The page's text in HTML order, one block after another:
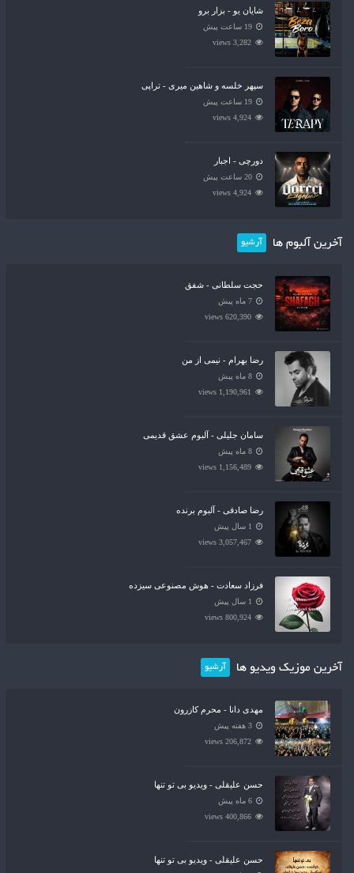
شایان یو - بزار برو
19 ساعت پیش
3,282 views
سپهر خلسه و شاهین میری - تراپی
19 ساعت پیش
4,924 views
دورچی - اجبار
20 ساعت پیش
4,924 views
آخرین آلبوم ها آرشیو
حجت سلطانی - شفق
7 ماه پیش
620,390 views
رضا بهرام - نیمی از من
8 ماه پیش
1,190,961 views
سامان جلیلی - آلبوم عشق قدیمی
8 ماه پیش
1,156,489 views
رضا صادقی - آلبوم برنده
1 سال پیش
3,057,467 views
فرزاد سعادت - هوش مصنوعی سیزده
1 سال پیش
800,924 views
آخرین موزیک ویدیو ها آرشیو
مهدی دانا - محرم کازرون
3 هفته پیش
206,872 views
حسن علیقلی - ویدیو بی تو تنها
6 ماه پیش
400,866 views
حسن علیقلی - ویدیو بی تو تنها